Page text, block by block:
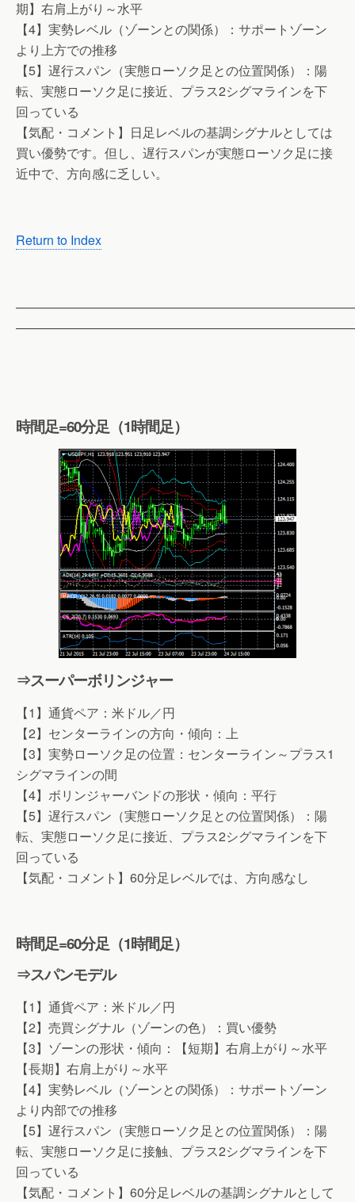
期】右肩上がり～水平
【4】実勢レベル（ゾーンとの関係）：サポートゾーン
より上方での推移
【5】遅行スパン（実態ローソク足との位置関係）：陽
転、実態ローソク足に接近、プラス2シグマラインを下
回っている
【気配・コメント】日足レベルの基調シグナルとしては
買い優勢です。但し、遅行スパンが実態ローソク足に接
近中で、方向感に乏しい。
Return to Index
時間足=60分足（1時間足）
⇒スーパーボリンジャー
【1】通貨ペア：米ドル／円
【2】センターラインの方向・傾向：上
【3】実勢ローソク足の位置：センターライン～プラス1
シグマラインの間
【4】ボリンジャーバンドの形状・傾向：平行
【5】遅行スパン（実態ローソク足との位置関係）：陽
転、実態ローソク足に接近、プラス2シグマラインを下
回っている
【気配・コメント】60分足レベルでは、方向感なし
時間足=60分足（1時間足）
⇒スパンモデル
【1】通貨ペア：米ドル／円
【2】売買シグナル（ゾーンの色）：買い優勢
【3】ゾーンの形状・傾向：【短期】右肩上がり～水平
【長期】右肩上がり～水平
【4】実勢レベル（ゾーンとの関係）：サポートゾーン
より内部での推移
【5】遅行スパン（実態ローソク足との位置関係）：陽
転、実態ローソク足に接触、プラス2シグマラインを下
回っている
【気配・コメント】60分足レベルの基調シグナルとして